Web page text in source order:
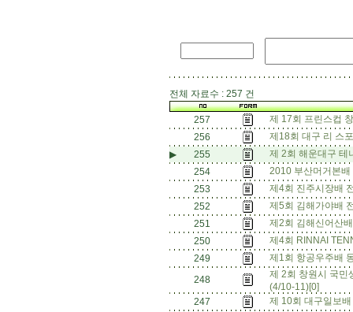
전체 자료수 : 257 건
257
제 17회 프린스컵
256
제18회 대구 리 스
▶
255
제 2회 해운대구 테
254
2010 부산머거본
253
제4회 진주시장배
252
제5회 김해가야배
251
제2회 김해신어산
250
제4회 RINNAI
249
제1회 항공우주배
248
제 2회 창원시 국민
(4/10-11)[0]
247
제 10회 대구일보